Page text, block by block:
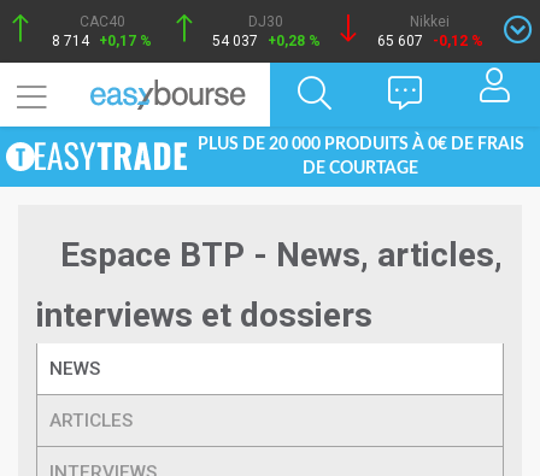
CAC40
8 714 +0,17 %
DJ30
54 037
+0,28 %
Nikkei
65 607
-0,12 %
PLUS DE 20 000 PRODUITS À 0€ DE FRAIS
DE COURTAGE
Espace BTP - News, articles,
interviews et dossiers
NEWS
ARTICLES